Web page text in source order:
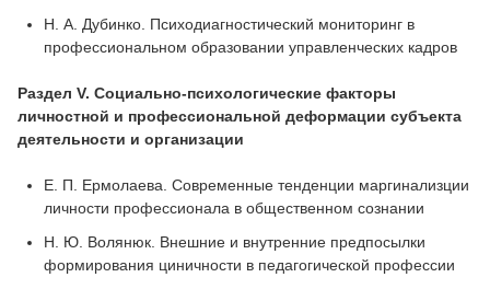
Н. А. Дубинко. Психодиагностический мониторинг в
профессиональном образовании управленческих кадров
Раздел V. Социально-психологические факторы
личностной и профессиональной деформации субъекта
деятельности и организации
Е. П. Ермолаева. Современные тенденции маргинализции
личности профессионала в общественном сознании
Н. Ю. Волянюк. Внешние и внутренние предпосылки
формирования циничности в педагогической профессии